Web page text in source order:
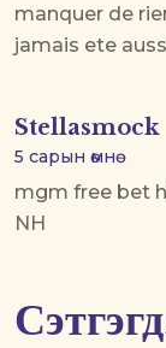
manquer de
jamais ete
Stellasmock
5 сарын өмнө
mgm free bet
NH